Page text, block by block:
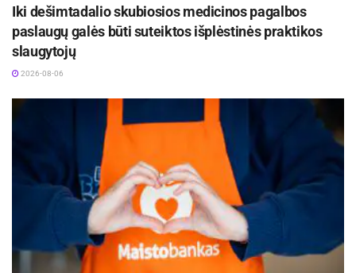
Iki dešimtadalio skubiosios medicinos pagalbos
paslaugų galės būti suteiktos išplėstinės praktikos
slaugytojų
2026-08-06